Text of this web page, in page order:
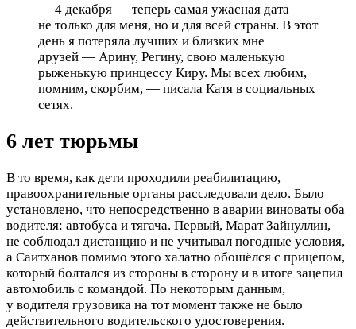
— 4 декабря — теперь самая ужасная дата
не только для меня, но и для всей страны. В этот
день я потеряла лучших и близких мне
друзей — Арину, Регину, свою маленькую
рыженькую принцессу Киру. Мы всех любим,
помним, скорбим, — писала Катя в социальных
сетях.
6 лет тюрьмы
В то время, как дети проходили реабилитацию,
правоохранительные органы расследовали дело. Было
установлено, что непосредственно в аварии виноваты оба
водителя: автобуса и тягача. Первый, Марат Зайнуллин,
не соблюдал дистанцию и не учитывал погодные условия,
а Саитханов помимо этого халатно обошёлся с прицепом,
который болтался из стороны в сторону и в итоге зацепил
автомобиль с командой. По некоторым данным,
у водителя грузовика на тот момент также не было
действительного водительского удостоверения.